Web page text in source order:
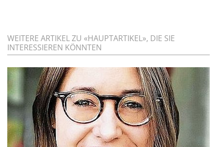
WEITERE ARTIKEL ZU «HAUPTARTIKEL», DIE SIE
INTERESSIEREN KÖNNTEN